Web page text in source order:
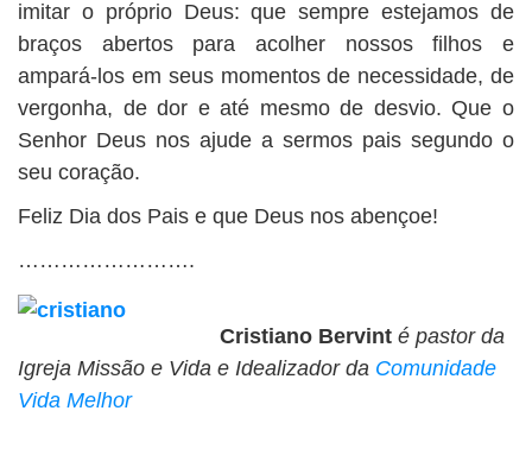
imitar o próprio Deus: que sempre estejamos de
braços abertos para acolher nossos filhos e
ampará-los em seus momentos de necessidade, de
vergonha, de dor e até mesmo de desvio. Que o
Senhor Deus nos ajude a sermos pais segundo o
seu coração.
Feliz Dia dos Pais e que Deus nos abençoe!
…………………….
Cristiano Bervint é pastor da
Igreja Missão e Vida e Idealizador da Comunidade
Vida Melhor